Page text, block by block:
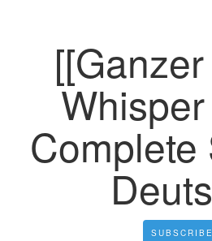
Complete
SUBSCRIBE